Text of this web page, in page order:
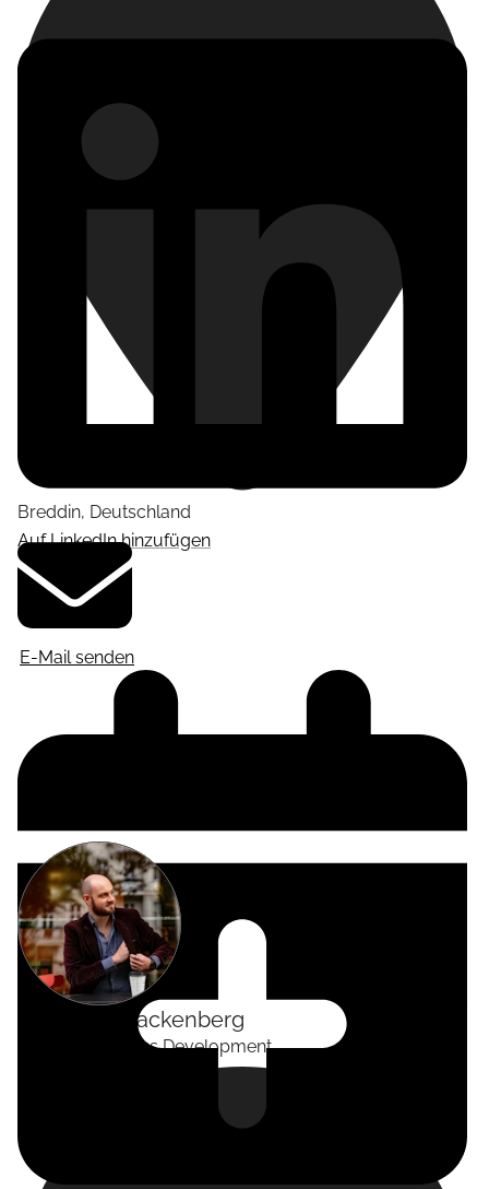
Auf LinkedIn hinzufügen
Breddin, Deutschland
E-Mail senden
Tackenberg
Head of Business Development